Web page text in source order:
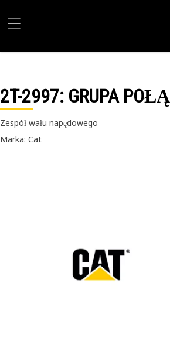
2T-2997: GRUPA
Zespół wału napędowego
Marka: Cat